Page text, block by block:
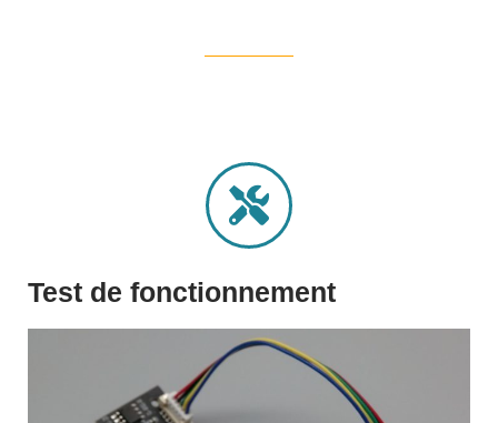
Test de fonctionnement